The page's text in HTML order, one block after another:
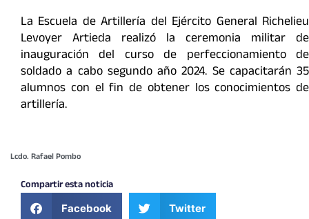
La Escuela de Artillería del Ejército General Richelieu
Levoyer Artieda realizó la ceremonia militar de
inauguración del curso de perfeccionamiento de
soldado a cabo segundo año 2024. Se capacitarán 35
alumnos con el fin de obtener los conocimientos de
artillería.
Lcdo. Rafael Pombo
Compartir esta noticia
Facebook Twitter